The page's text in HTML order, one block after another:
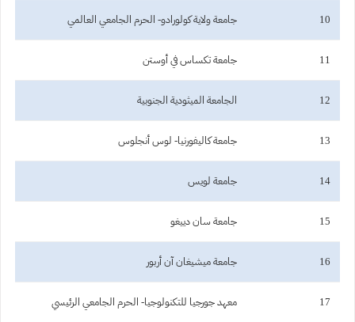
10 جامعة ولاية كولورادو- الحرم الجامعي العالمي
11 جامعة تكساس في أوستن
12 الجامعة الميثودية الجنوبية
13 جامعة كاليفورنيا- لوس أنجلوس
14 جامعة لويس
15 جامعة سان دييغو
16 جامعة ميشيغان آن أربور
17 معهد جورجيا للتكنولوجيا- الحرم الجامعي الرئيسي